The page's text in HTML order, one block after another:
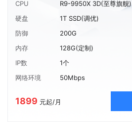
CPU
R9-9950X 3D(至尊旗舰)
硬盘
1T SSD(调优)
防御
200G
内存
128G(定制)
IP数
1个
网络环境
50Mbps
1899 元起/月